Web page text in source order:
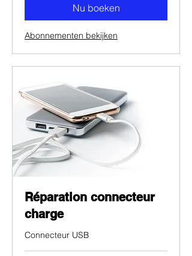
Nu boeken
Abonnementen bekijken
Réparation connecteur
charge
Connecteur USB